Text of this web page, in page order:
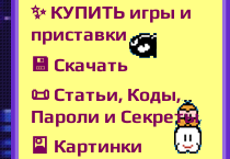
✨ КУПИТЬ игры и
приставки
💾 Скачать
📜 Статьи, Коды,
Пароли и Секреты
🎴 Картинки